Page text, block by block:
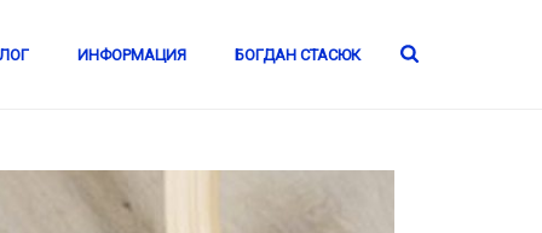
ИНФОРМАЦИЯ БОГДАН СТАСЮК